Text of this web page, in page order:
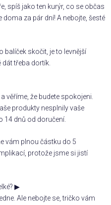
spíš jako ten kurýr, co se občas
za pár dní! A nebojte, šesté
balíček skočit, je to levnější
dát třeba dortík.
věříme, že budete spokojeni.
produkty nesplnily vaše
14 dnů od doručení.
vám plnou částku do 5
protože jsme si jistí
▶
Ale nebojte se, tričko vám